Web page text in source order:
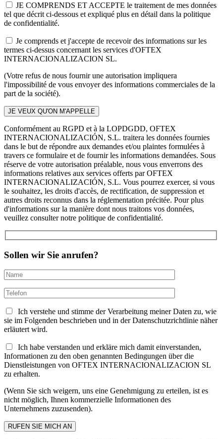
JE COMPRENDS ET ACCEPTE le traitement de mes données
tel que décrit ci-dessous et expliqué plus en détail dans la politique
de confidentialité.
Je comprends et j'accepte de recevoir des informations sur les
termes ci-dessus concernant les services d'OFTEX
INTERNACIONALIZACION SL.
(Votre refus de nous fournir une autorisation impliquera
l'impossibilité de vous envoyer des informations commerciales de la
part de la société).
Conformément au RGPD et à la LOPDGDD, OFTEX
INTERNACIONALIZACIÓN, S.L. traitera les données fournies
dans le but de répondre aux demandes et/ou plaintes formulées à
travers ce formulaire et de fournir les informations demandées. Sous
réserve de votre autorisation préalable, nous vous enverrons des
informations relatives aux services offerts par OFTEX
INTERNACIONALIZACIÓN, S.L. Vous pourrez exercer, si vous
le souhaitez, les droits d'accès, de rectification, de suppression et
autres droits reconnus dans la réglementation précitée. Pour plus
d'informations sur la manière dont nous traitons vos données,
veuillez consulter notre politique de confidentialité.
Sollen wir Sie anrufen?
Ich verstehe und stimme der Verarbeitung meiner Daten zu, wie
sie im Folgenden beschrieben und in der Datenschutzrichtlinie näher
erläutert wird.
Ich habe verstanden und erkläre mich damit einverstanden,
Informationen zu den oben genannten Bedingungen über die
Dienstleistungen von OFTEX INTERNACIONALIZACION SL
zu erhalten.
(Wenn Sie sich weigern, uns eine Genehmigung zu erteilen, ist es
nicht möglich, Ihnen kommerzielle Informationen des
Unternehmens zuzusenden).